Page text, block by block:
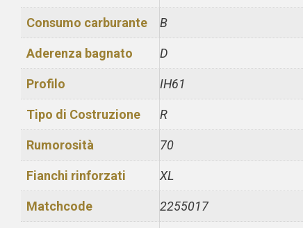
Consumo carburante B
Aderenza bagnato D
Profilo IH61
Tipo di Costruzione R
Rumorosità 70
Fianchi rinforzati XL
Matchcode 2255017